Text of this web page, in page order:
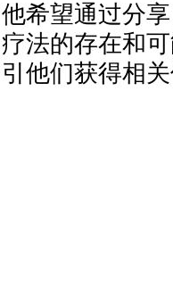
他希望通过分
疗法的存在和
引他们获得相